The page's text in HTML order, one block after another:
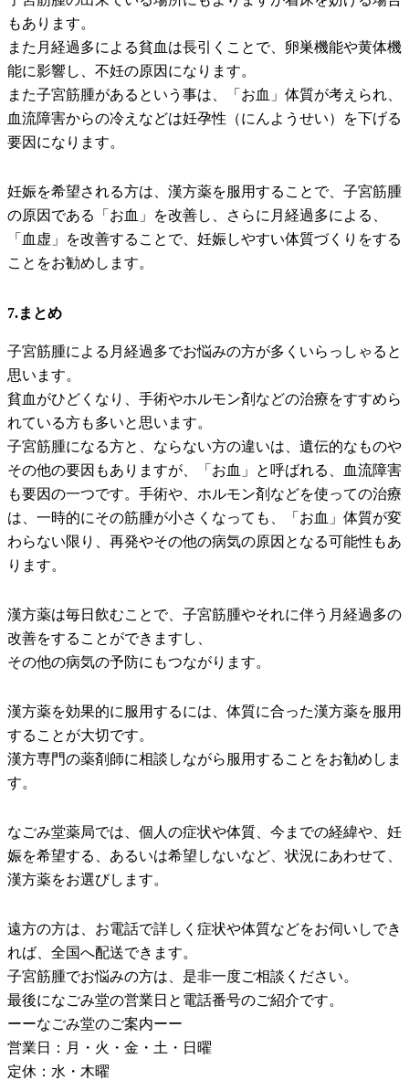
もあります。
また月経過多による貧血は長引くことで、卵巣機能や黄体機
能に影響し、不妊の原因になります。
また子宮筋腫があるという事は、「お血」体質が考えられ、
血流障害からの冷えなどは妊孕性（にんようせい）を下げる
要因になります。
妊娠を希望される方は、漢方薬を服用することで、子宮筋腫
の原因である「お血」を改善し、さらに月経過多による、
「血虚」を改善することで、妊娠しやすい体質づくりをする
ことをお勧めします。
7.まとめ
子宮筋腫による月経過多でお悩みの方が多くいらっしゃると
思います。
貧血がひどくなり、手術やホルモン剤などの治療をすすめら
れている方も多いと思います。
子宮筋腫になる方と、ならない方の違いは、遺伝的なものや
その他の要因もありますが、「お血」と呼ばれる、血流障害
も要因の一つです。手術や、ホルモン剤などを使っての治療
は、一時的にその筋腫が小さくなっても、「お血」体質が変
わらない限り、再発やその他の病気の原因となる可能性もあ
ります。
漢方薬は毎日飲むことで、子宮筋腫やそれに伴う月経過多の
改善をすることができますし、
その他の病気の予防にもつながります。
漢方薬を効果的に服用するには、体質に合った漢方薬を服用
することが大切です。
漢方専門の薬剤師に相談しながら服用することをお勧めしま
す。
なごみ堂薬局では、個人の症状や体質、今までの経緯や、妊
娠を希望する、あるいは希望しないなど、状況にあわせて、
漢方薬をお選びします。
遠方の方は、お電話で詳しく症状や体質などをお伺いしでき
れば、全国へ配送できます。
子宮筋腫でお悩みの方は、是非一度ご相談ください。
最後になごみ堂の営業日と電話番号のご紹介です。
ーーなごみ堂のご案内ーー
営業日：月・火・金・土・日曜
定休：水・木曜